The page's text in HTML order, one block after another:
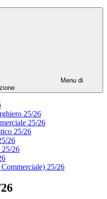
Menu di
25/26
25/26
25/26
26
25/26
25/26